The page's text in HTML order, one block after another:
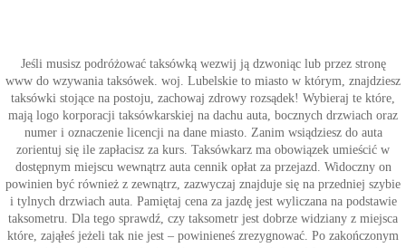
Jeśli musisz podróżować taksówką wezwij ją dzwoniąc lub przez stronę
www do wzywania taksówek. woj. Lubelskie to miasto w którym, znajdziesz
taksówki stojące na postoju, zachowaj zdrowy rozsądek! Wybieraj te które,
mają logo korporacji taksówkarskiej na dachu auta, bocznych drzwiach oraz
numer i oznaczenie licencji na dane miasto. Zanim wsiądziesz do auta
zorientuj się ile zapłacisz za kurs. Taksówkarz ma obowiązek umieścić w
dostępnym miejscu wewnątrz auta cennik opłat za przejazd. Widoczny on
powinien być również z zewnątrz, zazwyczaj znajduje się na przedniej szybie
i tylnych drzwiach auta. Pamiętaj cena za jazdę jest wyliczana na podstawie
taksometru. Dla tego sprawdź, czy taksometr jest dobrze widziany z miejsca
które, zająłeś jeżeli tak nie jest – powinieneś zrezygnować. Po zakończonym